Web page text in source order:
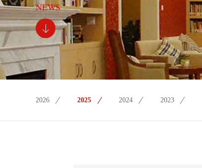
NEWS
2026 2025 2024 2023